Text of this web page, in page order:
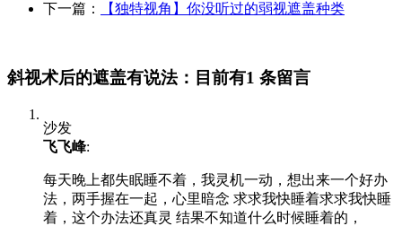
下一篇：
【独特视角】你没听过的弱视遮盖种类
斜视术后的遮盖有说法：目前有1 条留言
沙发
飞飞峰:
每天晚上都失眠睡不着，我灵机一动，想出来一个好办
法，两手握在一起，心里暗念 求求我快睡着求求我快睡
着，这个办法还真灵 结果不知道什么时候睡着的，